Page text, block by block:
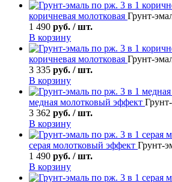
коричневая молотковая Грунт-
1 490 руб. / шт.
В корзину
коричневая молотковая Грунт-
3 335 руб. / шт.
В корзину
медная молотковый эффект
3 362 руб. / шт.
В корзину
серая молотковый эффект Грунт-
1 490 руб. / шт.
В корзину